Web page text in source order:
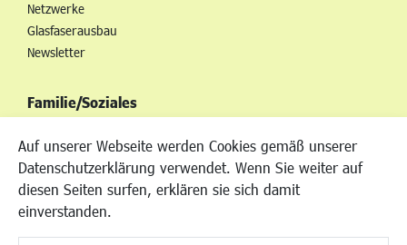
Auf unserer Webseite werden Cookies gemäß unserer
Datenschutzerklärung verwendet. Wenn Sie weiter auf
diesen Seiten surfen, erklären sie sich damit
einverstanden.
Netzwerke
Glasfaserausbau
Newsletter
Familie/Soziales
Kinderbetreuung
Kinder und Jugend
Institutionen für Familien
Frauen